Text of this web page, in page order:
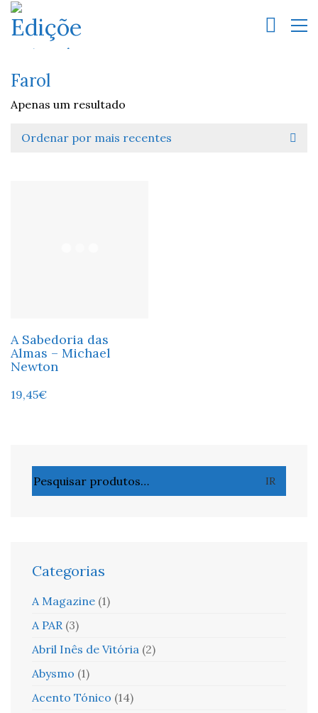
Farol
Apenas um resultado
Ordenar por mais recentes
A Sabedoria das
Almas – Michael
Newton
19,45€
por:
IR
Categorias
A Magazine (1)
A PAR (3)
Abril Inês de Vitória (2)
Abysmo (1)
Acento Tónico (14)